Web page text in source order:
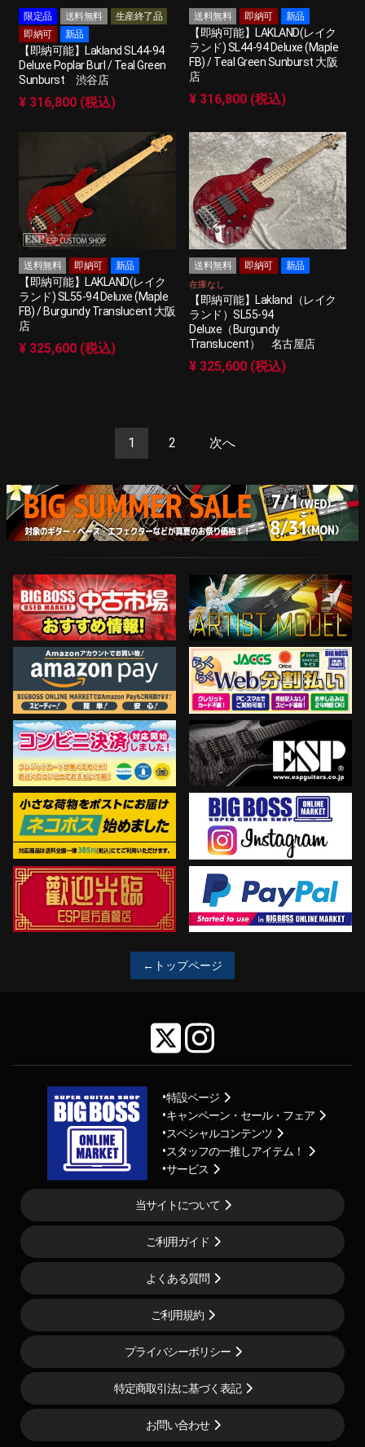
限定品 送料無料
生産終了品
即納可
新品
【即納可能】Lakland SL44-94
Deluxe Poplar Burl / Teal Green
Sunburst 渋谷店
¥ 316,800 (税込)
送料無料 即納可 新品
【即納可能】LAKLAND(レイク
ランド) SL44-94 Deluxe (Maple
FB) / Teal Green Sunburst 大阪
店
¥ 316,800 (税込)
送料無料 即納可 新品
【即納可能】LAKLAND(レイク
ランド) SL55-94 Deluxe (Maple
FB) / Burgundy Translucent 大阪
店
¥ 325,600 (税込)
送料無料 即納可 新品
在庫なし
【即納可能】Lakland（レイク
ランド）SL55-94
Deluxe（Burgundy
Translucent） 名古屋店
¥ 325,600 (税込)
1 2 次へ
←トップページ
特設ページ
キャンペーン・セール・フェア
スペシャルコンテンツ
スタッフの一推しアイテム！
サービス
当サイトについて
ご利用ガイド
よくある質問
ご利用規約
プライバシーポリシー
特定商取引法に基づく表記
お問い合わせ